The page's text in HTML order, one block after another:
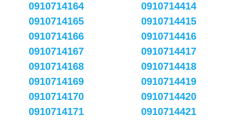
0910714164
0910714165
0910714166
0910714167
0910714168
0910714169
0910714170
0910714171
0910714414
0910714415
0910714416
0910714417
0910714418
0910714419
0910714420
0910714421